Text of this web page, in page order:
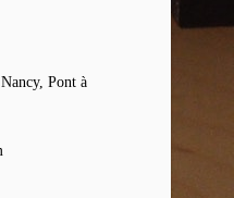
Pont à